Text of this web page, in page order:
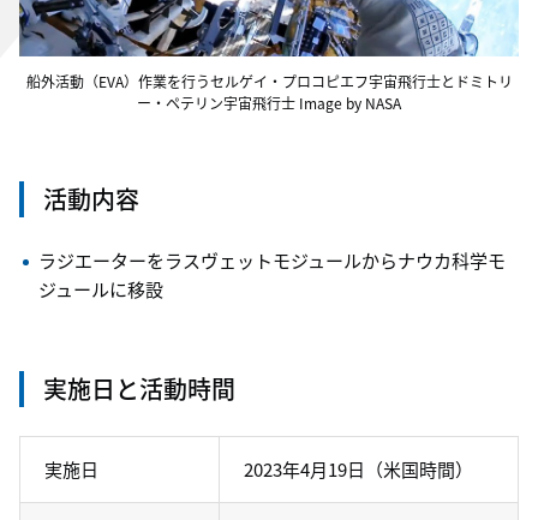
船外活動（EVA）作業を行うセルゲイ・プロコピエフ宇宙飛行士とドミトリ
ー・ペテリン宇宙飛行士 Image by NASA
活動内容
ラジエーターをラスヴェットモジュールからナウカ科学モ
ジュールに移設
実施日と活動時間
実施日 2023年4月19日（米国時間）